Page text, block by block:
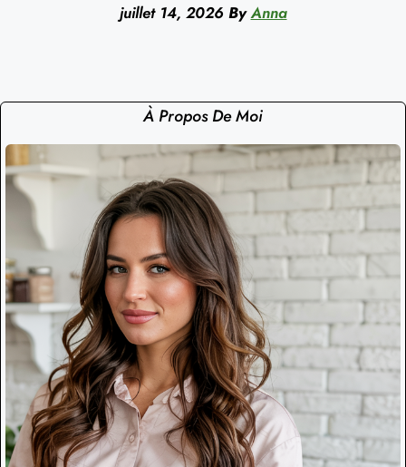
juillet 14, 2026 By Anna
À Propos De Moi